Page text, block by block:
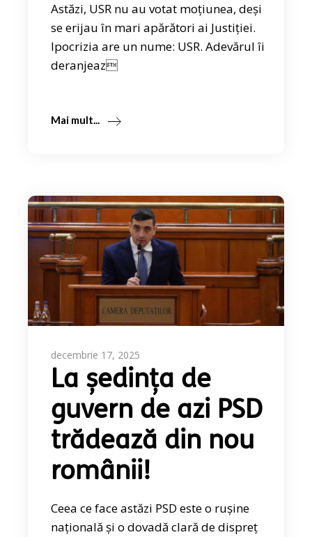
Astăzi, USR nu au votat moțiunea, deși
se erijau în mari apărători ai Justiției.
Ipocrizia are un nume: USR. Adevărul îi
deranjeaz
Mai mult...
decembrie 17, 2025
La ședința de
guvern de azi PSD
trădează din nou
românii!
Ceea ce face astăzi PSD este o rușine
națională și o dovadă clară de dispreț